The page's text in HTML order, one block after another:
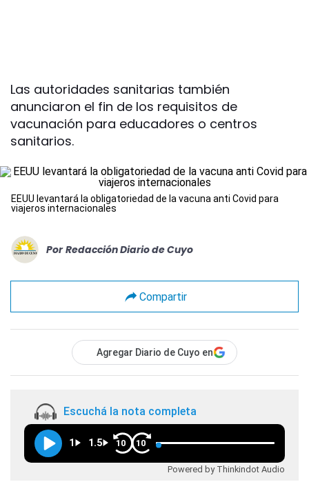
Las autoridades sanitarias también
anunciaron el fin de los requisitos de
vacunación para educadores o centros
sanitarios.
EEUU levantará la obligatoriedad de la vacuna anti Covid para
viajeros internacionales
Por Redacción Diario de Cuyo
Compartir
Agregar Diario de Cuyo en
Escuchá la nota completa
1 1.5 10 10
Powered by Thinkindot Audio